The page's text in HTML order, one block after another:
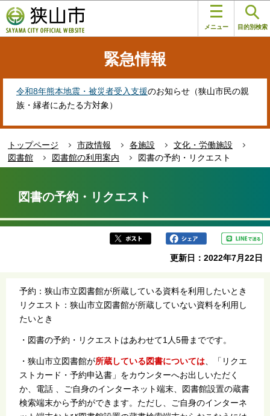
の
ペ
す
メニュー 目的別検索
緊急情報
令和8年熊本地震・被災者受入支援のお知らせ（狭山市民の親
族・縁者にあたる方対象）
トップページ 市政情報 各施設
文化・労働施設
図書館
図書館の利用案内
図書の予約・リクエスト
か
図書の予約・リクエスト
更新日：2022年7月22日
予約：狭山市立図書館が所蔵している資料を利用したいとき
リクエスト：狭山市立図書館が所蔵していない資料を利用し
たいとき
・図書の予約・リクエストはあわせて1人5冊までです。
・狭山市立図書館が所蔵している図書については、「リクエ
ストカード・予約申込書」をカウンターへお出しいただく
か、電話 、ご自身のインターネット端末、図書館設置の蔵書
検索端末から予約ができます。ただし、ご自身のインターネ